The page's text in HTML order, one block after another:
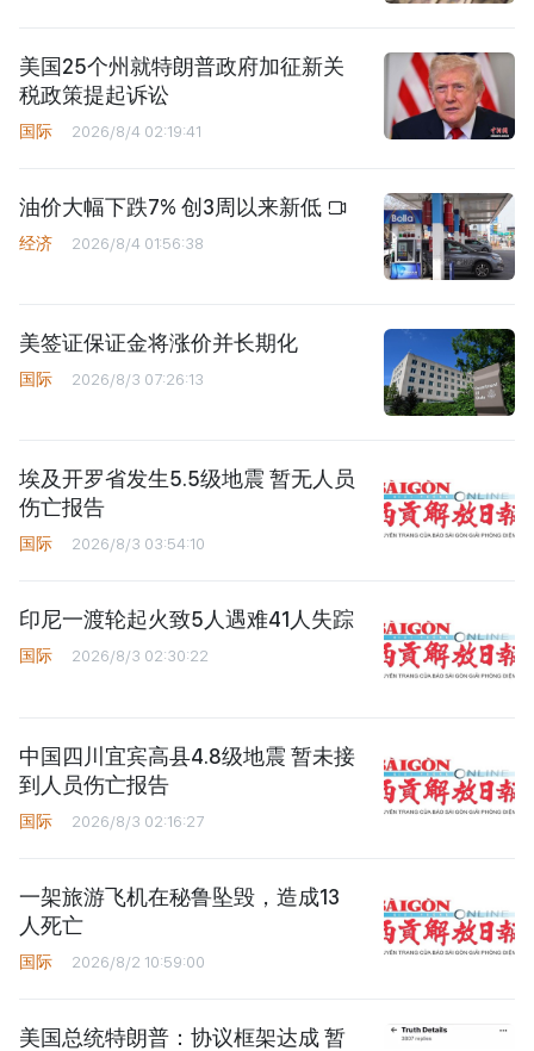
美国25个州就特朗普政府加征新关
税政策提起诉讼
国际 2026/8/4 02:19:41
油价大幅下跌7% 创3周以来新低
经济 2026/8/4 01:56:38
美签证保证金将涨价并长期化
国际 2026/8/3 07:26:13
埃及开罗省发生5.5级地震 暂无人员
伤亡报告
国际 2026/8/3 03:54:10
印尼一渡轮起火致5人遇难41人失踪
国际 2026/8/3 02:30:22
中国四川宜宾高县4.8级地震 暂未接
到人员伤亡报告
国际 2026/8/3 02:16:27
一架旅游飞机在秘鲁坠毁，造成13
人死亡
国际 2026/8/2 10:59:00
美国总统特朗普：协议框架达成 暂